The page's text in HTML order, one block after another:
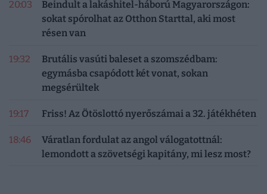
20:03
Beindult a lakáshitel-háború Magyarországon:
sokat spórolhat az Otthon Starttal, aki most
résen van
19:32
Brutális vasúti baleset a szomszédbam:
egymásba csapódott két vonat, sokan
megsérültek
19:17 Friss! Az Ötöslottó nyerőszámai a 32. játékhéten
18:46
Váratlan fordulat az angol válogatottnál:
lemondott a szövetségi kapitány, mi lesz most?